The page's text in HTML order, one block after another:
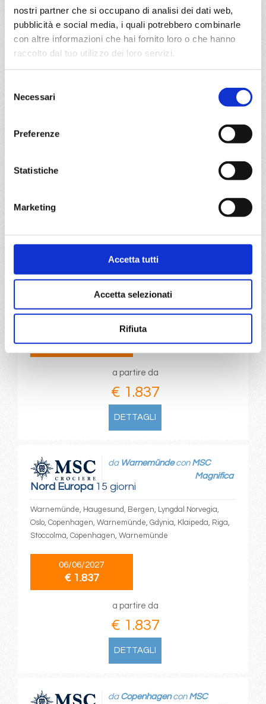
nostri partner che si occupano di analisi dei dati web,
pubblicità e social media, i quali potrebbero combinarle
con altre informazioni che hai fornito loro o che hanno
raccolto dal tuo utilizzo dei loro servizi.
delNecessari
Preferenze
Statistiche
Marketing
Accetta tutti
Accetta selezionati
Rifiuta
Nord Europa 13 giorni
daAmburgoconMSC Preziosa
Amburgo, Alesund, Honningsvag, Tromso, Molde Fjord,
Trondheim, Bergen, Kristiansand, Amburgo
15 giorni
Magnifica
Copenhagen, Warnemünde, Haugesund, Bergen, Lyngdal
Norvegia, Oslo, Copenhagen, Warnemünde, Gdynia,
€ 1.837
a partire da
€ 1.837
DETTAGLI
Nord Europa15 giorni
da Warnemündecon MSC
Magnifica
Warnemünde, Haugesund, Bergen, Lyngdal Norvegia,
Oslo, Copenhagen, Warnemünde, Gdynia, Klaipeda, Riga,
Stoccolma, Copenhagen, Warnemünde
06/06/2027
€ 1.837
a partire da
€ 1.837
DETTAGLI
da Copenhagencon MSC